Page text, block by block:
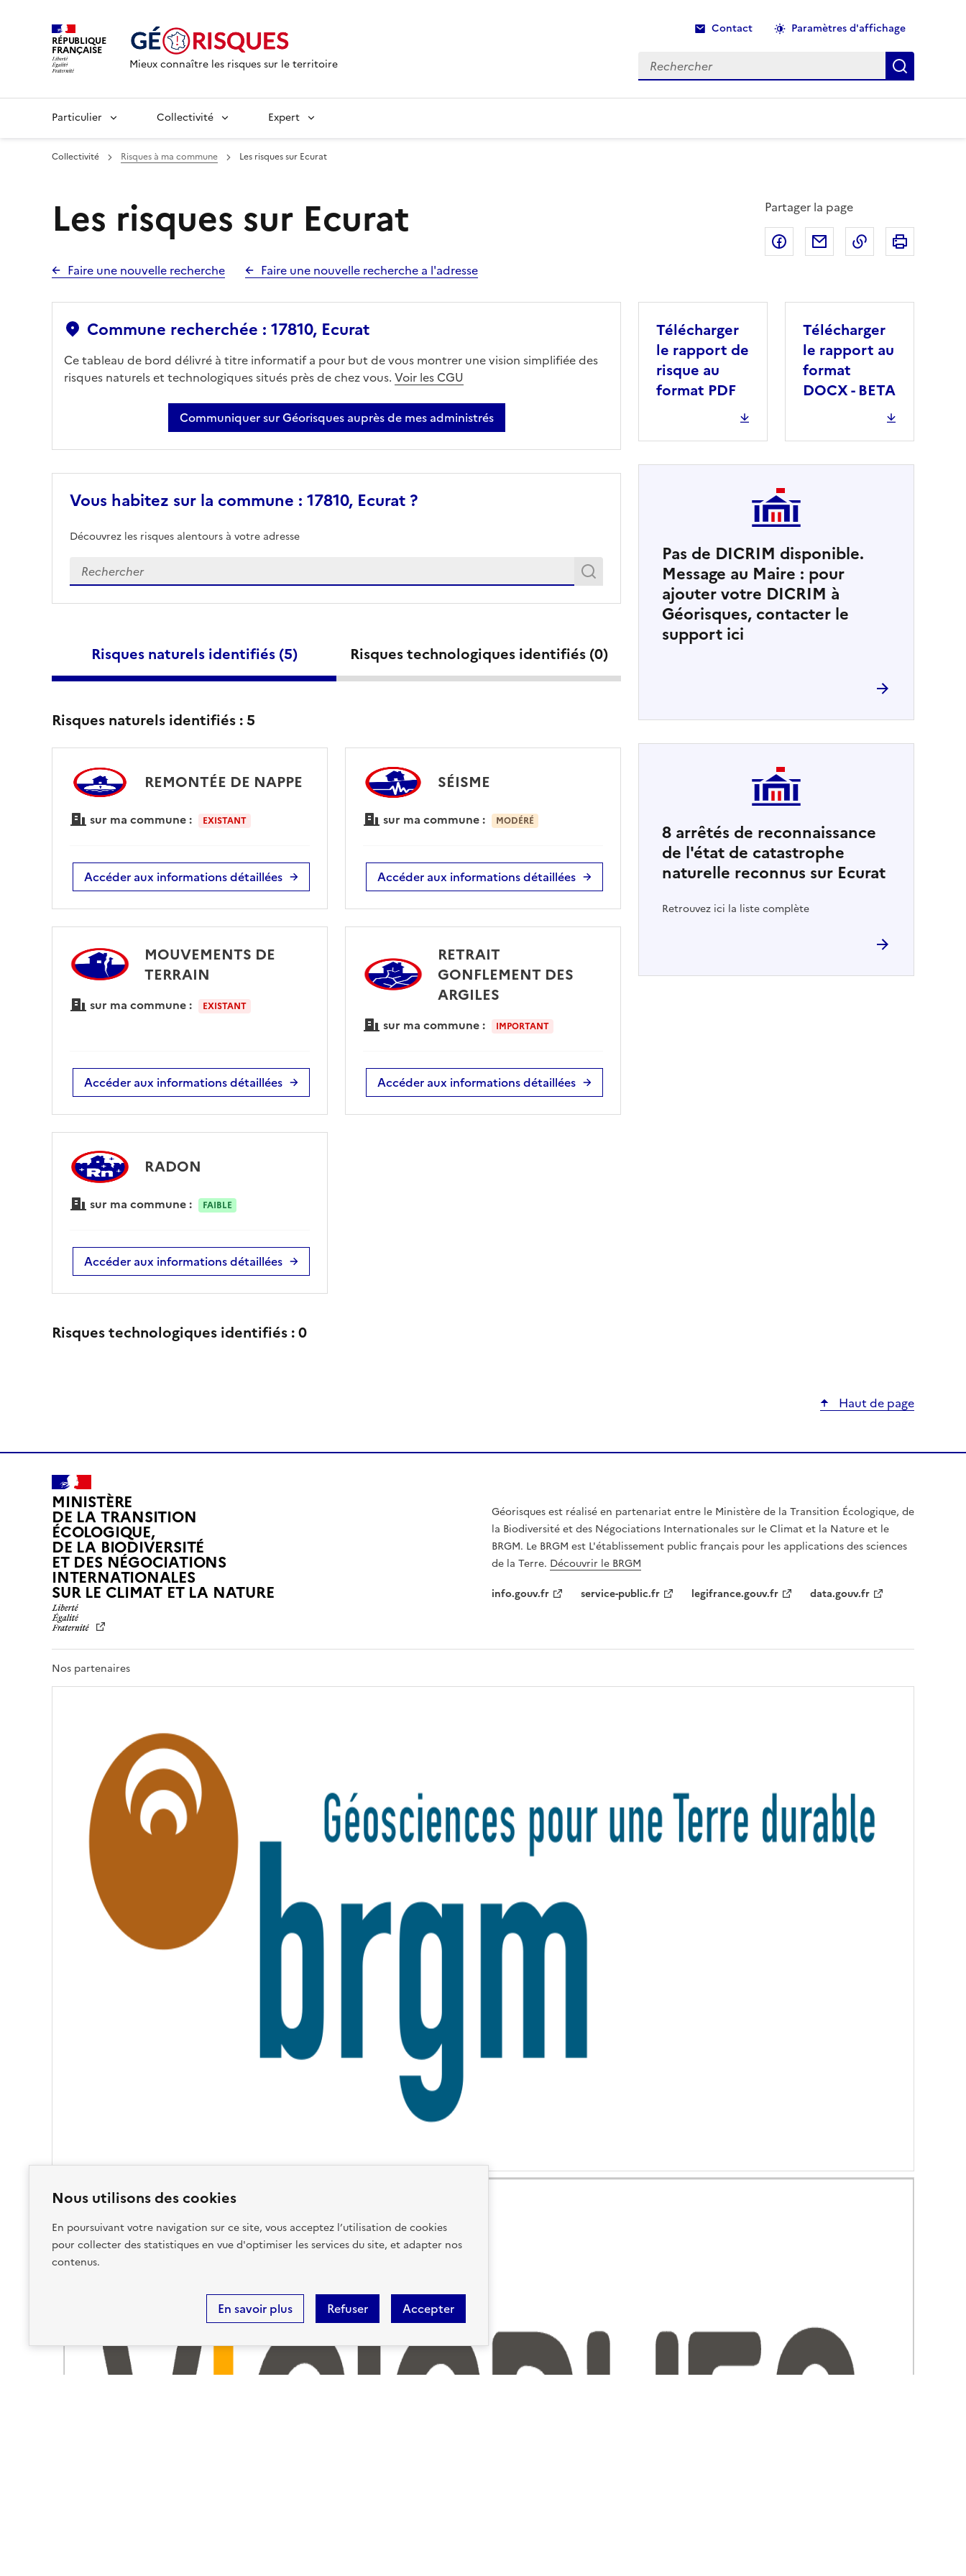
Nous utilisons des cookies
En poursuivant votre navigation sur ce site, vous acceptez l’utilisation de cookies
pour collecter des statistiques en vue d'optimiser les services du site, et adapter nos
contenus.
Accepter
Refuser
En savoir plus
RÉPUBLIQUE
FRANÇAISE
Mieux connaître les risques sur le territoire
Contact Paramètres d'affichage
Rechercher Recherche
Particulier Collectivité Expert
Collectivité Risques à ma commune Les risques sur Ecurat
Les risques sur Ecurat
Faire une nouvelle recherche Faire une nouvelle recherche a l'adresse
Partager la page
Partager sur Facebook
Partager par email
Copier dans le
Commune recherchée : 17810, Ecurat
Ce tableau de bord délivré à titre informatif a pour but de vous montrer une vision simplifiée des
risques naturels et technologiques situés près de chez vous. Voir les CGU
Communiquer sur Géorisques auprès de mes administrés
Vous habitez sur la commune : 17810, Ecurat ?
Découvrez les risques alentours à votre adresse
Veuillez renseigner votre adresse exacte Rechercher
Recherche
Risques naturels identifiés (5) Risques technologiques identifiés (0)
Risques naturels identifiés :5
REMONTÉE DE NAPPE
sur ma commune : EXISTANT
Accéder aux informations détaillées
SÉISME
sur ma commune : MODÉRÉ
Accéder aux informations détaillées
MOUVEMENTS DE
TERRAIN
sur ma commune : EXISTANT
Accéder aux informations détaillées
RETRAIT
GONFLEMENT DES
ARGILES
sur ma commune : IMPORTANT
Accéder aux informations détaillées
RADON
sur ma commune : FAIBLE
Accéder aux informations détaillées
Risques technologiques identifiés :0
Télécharger
le rapport de
risque au
format PDF
Télécharger
le rapport au
format
DOCX - BETA
Pas de DICRIM disponible.
Message au Maire : pour
ajouter votre DICRIM à
Géorisques, contacter le
support ici
8 arrêtés de reconnaissance
de l'état de catastrophe
naturelle reconnus sur Ecurat
Retrouvez ici la liste complète
Haut de page
MINISTÈRE
DE LA TRANSITION
ÉCOLOGIQUE,
DE LA BIODIVERSITÉ
ET DES NÉGOCIATIONS
INTERNATIONALES
SUR LE CLIMAT ET LA NATUREL
R
É
R
R
N
T
Géorisques est réalisé en partenariat entre le Ministère de la Transition Écologique, de
la Biodiversité et des Négociations Internationales sur le Climat et la Nature et le
BRGM. Le BRGM est L'établissement public français pour les applications des sciences
de la Terre. Découvrir le BRGM
info.gouv.fr
service-public.fr legifrance.gouv.fr data.gouv.fr
Nos partenaires